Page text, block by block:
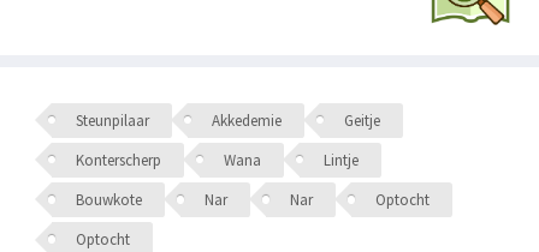
Steunpilaar Akkedemie
Geitje
Konterscherp
Wana
Lintje
Bouwkote
Nar Nar
Optocht
Optocht